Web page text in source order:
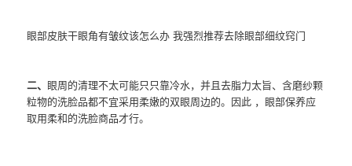
眼部皮肤干眼角有皱纹该怎么办 我强烈推荐去除眼部细纹窍门
二、 眼周的清理不太可能只只靠冷水，并且去脂力太旨、含磨纱颗
粒物的洗脸品都不宜采用柔嫩的双眼周边的。因此 ，眼部保养应
取用柔和的洗脸商品才行。